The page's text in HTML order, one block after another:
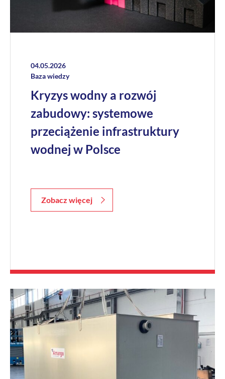
04.05.2026
Baza wiedzy
Kryzys wodny a rozwój
zabudowy: systemowe
przeciążenie infrastruktury
wodnej w Polsce
Zobacz więcej